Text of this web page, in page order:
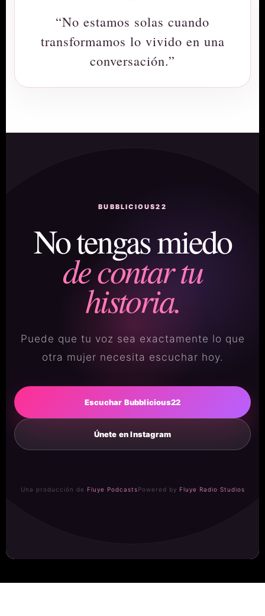
“No estamos solas cuando
transformamos lo vivido en una
conversación.”
BUBBLICIOUS22
No tengas miedo
de contar tu
historia.
Puede que tu voz sea exactamente lo que
otra mujer necesita escuchar hoy.
Escuchar Bubblicious22
Únete en Instagram
Una producción de Fluye PodcastsPowered by Fluye Radio Studios